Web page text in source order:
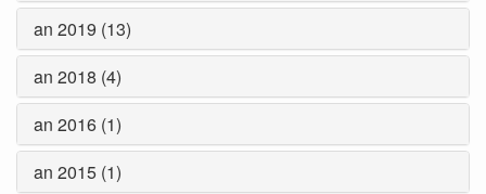
an 2019 (13)
an 2018 (4)
an 2016 (1)
an 2015 (1)